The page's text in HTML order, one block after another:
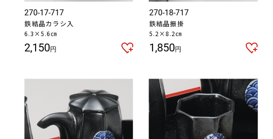
270-17-717
鉄結晶カラシ入
6.3×5.6㎝
2,150円
270-18-717
鉄結晶振掛
5.2×8.2㎝
1,850円
お買い物を続ける